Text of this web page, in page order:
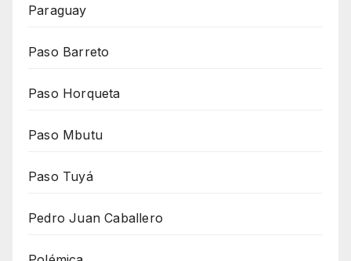
Paraguay
Paso Barreto
Paso Horqueta
Paso Mbutu
Paso Tuyá
Pedro Juan Caballero